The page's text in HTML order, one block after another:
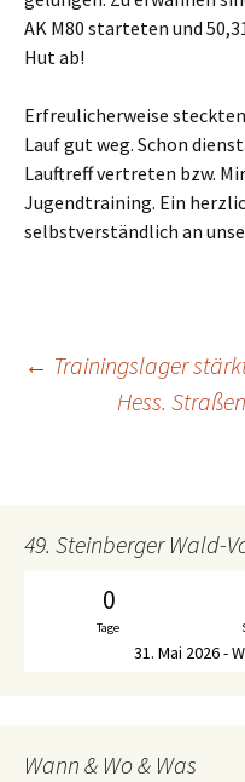
AK M80 starteten und
Hut ab!
Erfreulicherweise
Lauf gut weg. Schon
Lauftreff vertreten bzw.
Jugendtraining. Ein
selbstverständlich an
← Trainingslager
Hess.
49. Steinberger Wald-
0
Tage
31. Mai 2026 -
Wann & Wo & Was